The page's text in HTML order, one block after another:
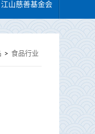
江山慈善基金会
> 食品行业